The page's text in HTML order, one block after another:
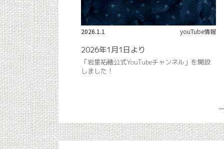
2026.1.1 youTube情報
2026年1月1日より
「岩里祐穂公式YouTubeチャンネル」を開設
しました！